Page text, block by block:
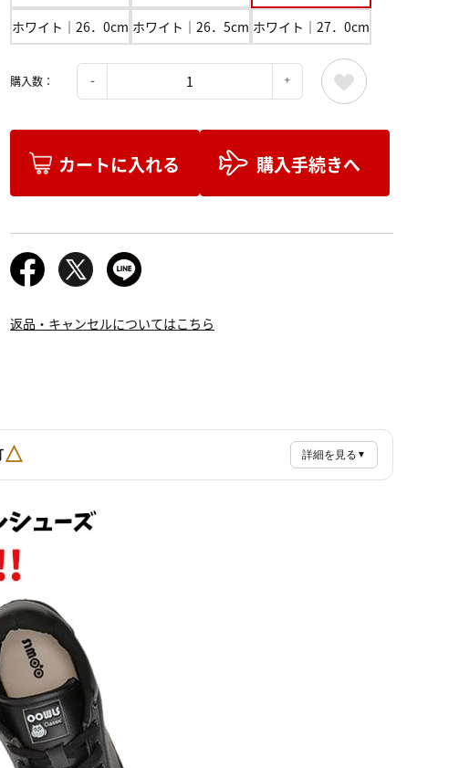
ホワイト｜26．0cm ホワイト｜26．5cm ホワイト｜27．0cm
購入数：
カートに入れる 購入手続きへ
返品・キャンセルについてはこちら
△ 詳細を見る ▼